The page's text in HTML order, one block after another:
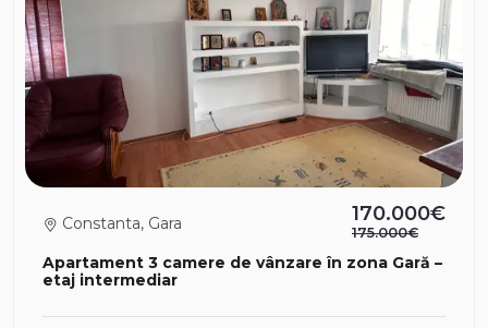
Apartament 3 camere de vânzare în zona Gară –
etaj intermediar
Constanta, Gara 170.000€
175.000€